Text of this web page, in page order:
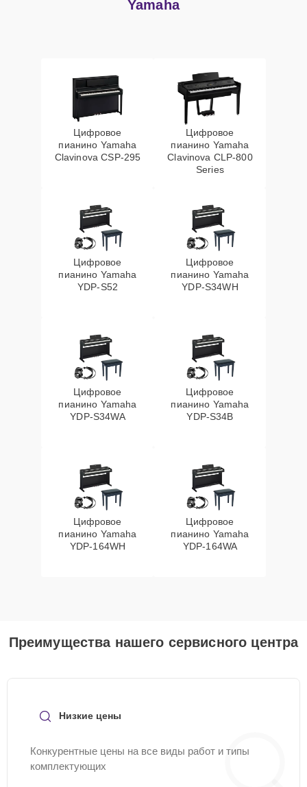
Yamaha
Цифровое
пианино Yamaha
Clavinova CSP-295
Цифровое
пианино Yamaha
Clavinova CLP-800
Series
Цифровое
пианино Yamaha
YDP-S52
Цифровое
пианино Yamaha
YDP-S34WH
Цифровое
пианино Yamaha
YDP-S34WA
Цифровое
пианино Yamaha
YDP-S34B
Цифровое
пианино Yamaha
YDP-164WH
Цифровое
пианино Yamaha
YDP-164WA
Преимущества нашего сервисного центра
Низкие цены
Конкурентные цены на все виды работ и типы
комплектующих